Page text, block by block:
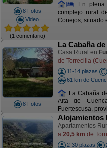
8 Fotos
Video
(1 comentario)
En plena
complejo rural
Conejos, situado
8 Fotos
La Cabaña
Casa Rural en
de Torrecilla
11-14 plazas
61 km de
La Cabaña
Alta de
Fuertescusa,
Alojamientos
Apartamentos
a 20,5 km de
2-30 plazas